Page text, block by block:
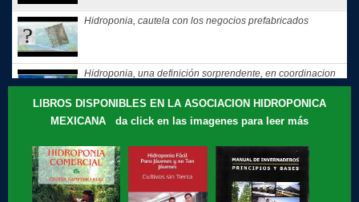
Hidroponia, cautela con los negocios prefabricados
Hidroponia, una definición sorprendente, en coordinacion
con la...
Hidroponia, tips, consejos y recomendaciones, El consejo
Te compartimos nuestros recuerdos: que motivó a Gloria
Samperio a...
LIBROS DISPONIBLES EN LA ASOCIACION HIDROPONICA
MEXICANA da click en las imagenes para leer más